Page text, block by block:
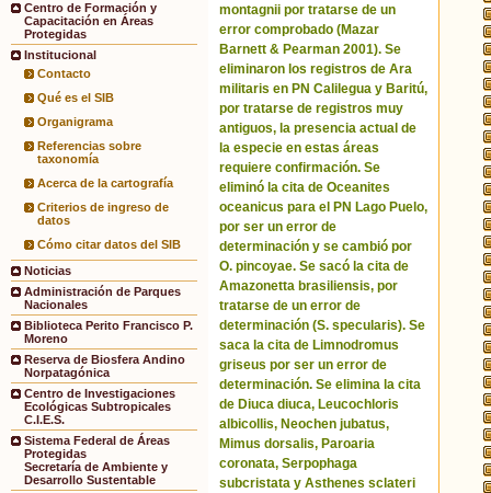
Centro de Formación y
Capacitación en Áreas
Protegidas
Institucional
Contacto
Qué es el SIB
Organigrama
Referencias sobre
taxonomía
Acerca de la cartografía
Criterios de ingreso de
datos
Cómo citar datos del SIB
Noticias
Administración de Parques
Nacionales
Biblioteca Perito Francisco P.
Moreno
Reserva de Biosfera Andino
Norpatagónica
Centro de Investigaciones
Ecológicas Subtropicales
C.I.E.S.
Sistema Federal de Áreas
Protegidas
Secretaría de Ambiente y
Desarrollo Sustentable
montagnii por tratarse de un
error comprobado (Mazar
Barnett & Pearman 2001). Se
eliminaron los registros de Ara
militaris en PN Calilegua y Baritú,
por tratarse de registros muy
antiguos, la presencia actual de
la especie en estas áreas
requiere confirmación. Se
eliminó la cita de Oceanites
oceanicus para el PN Lago Puelo,
por ser un error de
determinación y se cambió por
O. pincoyae. Se sacó la cita de
Amazonetta brasiliensis, por
tratarse de un error de
determinación (S. specularis). Se
saca la cita de Limnodromus
griseus por ser un error de
determinación. Se elimina la cita
de Diuca diuca, Leucochloris
albicollis, Neochen jubatus,
Mimus dorsalis, Paroaria
coronata, Serpophaga
subcristata y Asthenes sclateri